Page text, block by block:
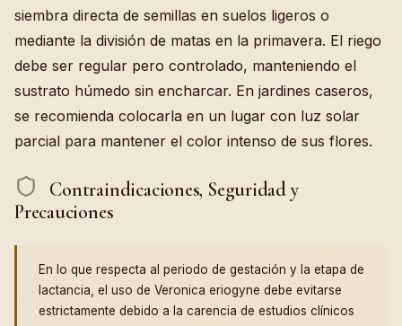
siembra directa de semillas en suelos ligeros o
mediante la división de matas en la primavera. El riego
debe ser regular pero controlado, manteniendo el
sustrato húmedo sin encharcar. En jardines caseros,
se recomienda colocarla en un lugar con luz solar
parcial para mantener el color intenso de sus flores.
Contraindicaciones, Seguridad y
Precauciones
En lo que respecta al periodo de gestación y la etapa de
lactancia, el uso de Veronica eriogyne debe evitarse
estrictamente debido a la carencia de estudios clínicos